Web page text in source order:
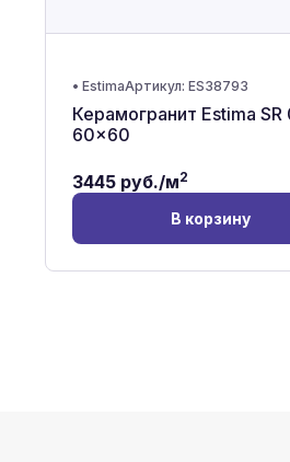
• EstimaАртикул: ES38793
Керамогранит Estima SR
60x60
3445 руб./м2
В корзину